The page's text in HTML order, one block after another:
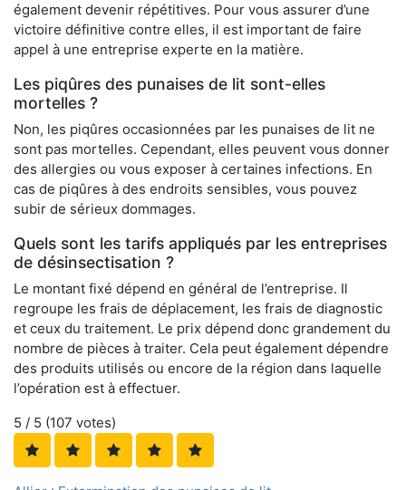
également devenir répétitives. Pour vous assurer d’une
victoire définitive contre elles, il est important de faire
appel à une entreprise experte en la matière.
Les piqûres des punaises de lit sont-elles
mortelles ?
Non, les piqûres occasionnées par les punaises de lit ne
sont pas mortelles. Cependant, elles peuvent vous donner
des allergies ou vous exposer à certaines infections. En
cas de piqûres à des endroits sensibles, vous pouvez
subir de sérieux dommages.
Quels sont les tarifs appliqués par les entreprises
de désinsectisation ?
Le montant fixé dépend en général de l’entreprise. Il
regroupe les frais de déplacement, les frais de diagnostic
et ceux du traitement. Le prix dépend donc grandement du
nombre de pièces à traiter. Cela peut également dépendre
des produits utilisés ou encore de la région dans laquelle
l’opération est à effectuer.
5 / 5 (107 votes)